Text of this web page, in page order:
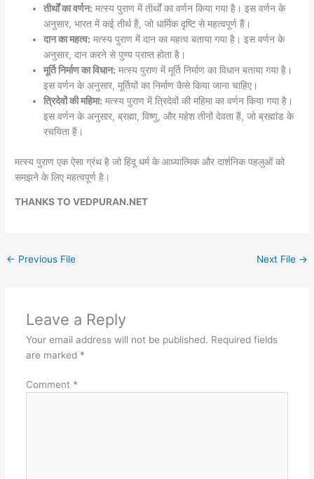
तीर्थों का वर्णन: मत्स्य पुराण में तीर्थों का वर्णन किया गया है। इस वर्णन के
अनुसार, भारत में कई तीर्थ हैं, जो धार्मिक दृष्टि से महत्वपूर्ण हैं।
दान का महत्व: मत्स्य पुराण में दान का महत्व बताया गया है। इस वर्णन के
अनुसार, दान करने से पुण्य प्राप्त होता है।
मूर्ति निर्माण का विधान: मत्स्य पुराण में मूर्ति निर्माण का विधान बताया गया है।
इस वर्णन के अनुसार, मूर्तियों का निर्माण कैसे किया जाना चाहिए।
त्रिदेवों की महिमा: मत्स्य पुराण में त्रिदेवों की महिमा का वर्णन किया गया है।
इस वर्णन के अनुसार, ब्रह्मा, विष्णु, और महेश तीनों देवता हैं, जो ब्रह्मांड के
रचयिता हैं।
मत्स्य पुराण एक ऐसा ग्रंथ है जो हिंदू धर्म के आध्यात्मिक और दार्शनिक पहलुओं को
समझने के लिए महत्वपूर्ण है।
THANKS TO VEDPURAN.NET
← Previous File Next File →
Leave a Reply
Your email address will not be published. Required fields
are marked *
Comment *